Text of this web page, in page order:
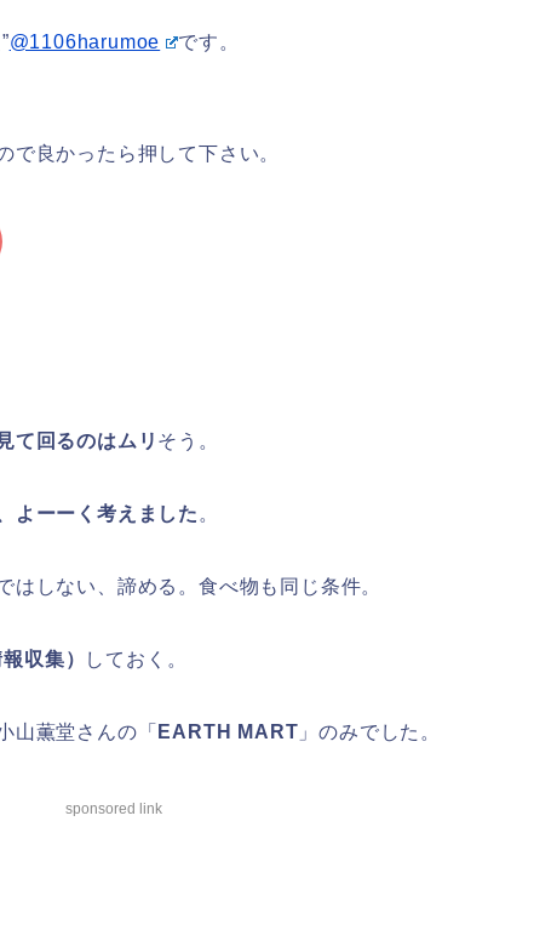
@1106harumoe です。
で良かったら押して下さい。
て回るのはムリ そう。
よーーく考えました 。
はしない、諦める。食べ物も同じ条件。
収集） しておく。
山薫堂さんの「 EARTH MART 」のみでした。
sponsored link